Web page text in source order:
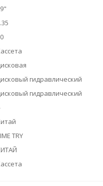
гидравлический
гидравлический
TRY